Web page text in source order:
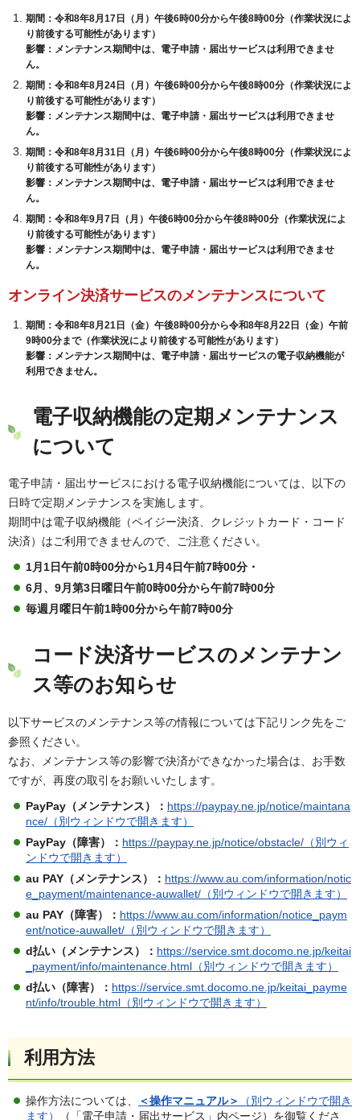
期間：令和8年8月17日（月）午後6時00分から午後8時00分（作業状況によ
り前後する可能性があります）
影響：メンテナンス期間中は、電子申請・届出サービスは利用できませ
ん。
期間：令和8年8月24日（月）午後6時00分から午後8時00分（作業状況によ
り前後する可能性があります）
影響：メンテナンス期間中は、電子申請・届出サービスは利用できませ
ん。
期間：令和8年8月31日（月）午後6時00分から午後8時00分（作業状況によ
り前後する可能性があります）
影響：メンテナンス期間中は、電子申請・届出サービスは利用できませ
ん。
期間：令和8年9月7日（月）午後6時00分から午後8時00分（作業状況によ
り前後する可能性があります）
影響：メンテナンス期間中は、電子申請・届出サービスは利用できませ
ん。
オンライン決済サービスのメンテナンスについて
期間：令和8年8月21日（金）午後8時00分から令和8年8月22日（金）午前
9時00分まで（作業状況により前後する可能性があります）
影響：メンテナンス期間中は、電子申請・届出サービスの電子収納機能が
利用できません。
電子収納機能の定期メンテナンス
について
電子申請・届出サービスにおける電子収納機能については、以下の
日時で定期メンテナンスを実施します。
期間中は電子収納機能（ペイジー決済、クレジットカード・コード
決済）はご利用できませんので、ご注意ください。
1月1日午前0時00分から1月4日午前7時00分・
6月、9月第3日曜日午前0時00分から午前7時00分
毎週月曜日午前1時00分から午前7時00分
コード決済サービスのメンテナン
ス等のお知らせ
以下サービスのメンテナンス等の情報については下記リンク先をご
参照ください。
なお、メンテナンス等の影響で決済ができなかった場合は、お手数
ですが、再度の取引をお願いいたします。
PayPay（メンテナンス）： https://paypay.ne.jp/notice/maintana
nce/（別ウィンドウで開きます）
PayPay（障害）： https://paypay.ne.jp/notice/obstacle/（別ウィ
ンドウで開きます）
au PAY（メンテナンス）： https://www.au.com/information/notic
e_payment/maintenance-auwallet/（別ウィンドウで開きます）
au PAY（障害）： https://www.au.com/information/notice_paym
ent/notice-auwallet/（別ウィンドウで開きます）
d払い（メンテナンス）： https://service.smt.docomo.ne.jp/keitai
_payment/info/maintenance.html（別ウィンドウで開きます）
d払い（障害）： https://service.smt.docomo.ne.jp/keitai_payme
nt/info/trouble.html（別ウィンドウで開きます）
利用方法
操作方法については、 ＜操作マニュアル＞
（別ウィンドウで開き
ます）
（「電子申請・届出サービス」内ページ）を御覧くださ